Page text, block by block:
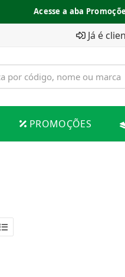
Acesse a aba
Já é
PROMOÇÕES